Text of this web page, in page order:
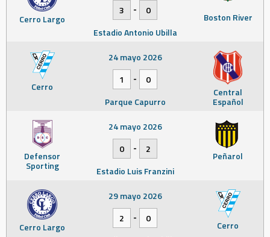
Cerro Largo Boston River
3
-
0
Estadio Antonio Ubilla
Cerro Central
Español
24 mayo 2026
1
-
0
Parque Capurro
Defensor
Sporting
Peñarol
24 mayo 2026
0
-
2
Estadio Luis Franzini
Cerro Largo Cerro
29 mayo 2026
2
-
0